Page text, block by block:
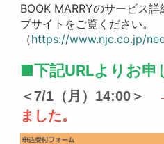
BOOK MARRYのサービス
ブサイトをご覧ください。
（https://www.njc.co.jp/
■下記URLよりお申
＜7/1（月）14:00＞
ました。